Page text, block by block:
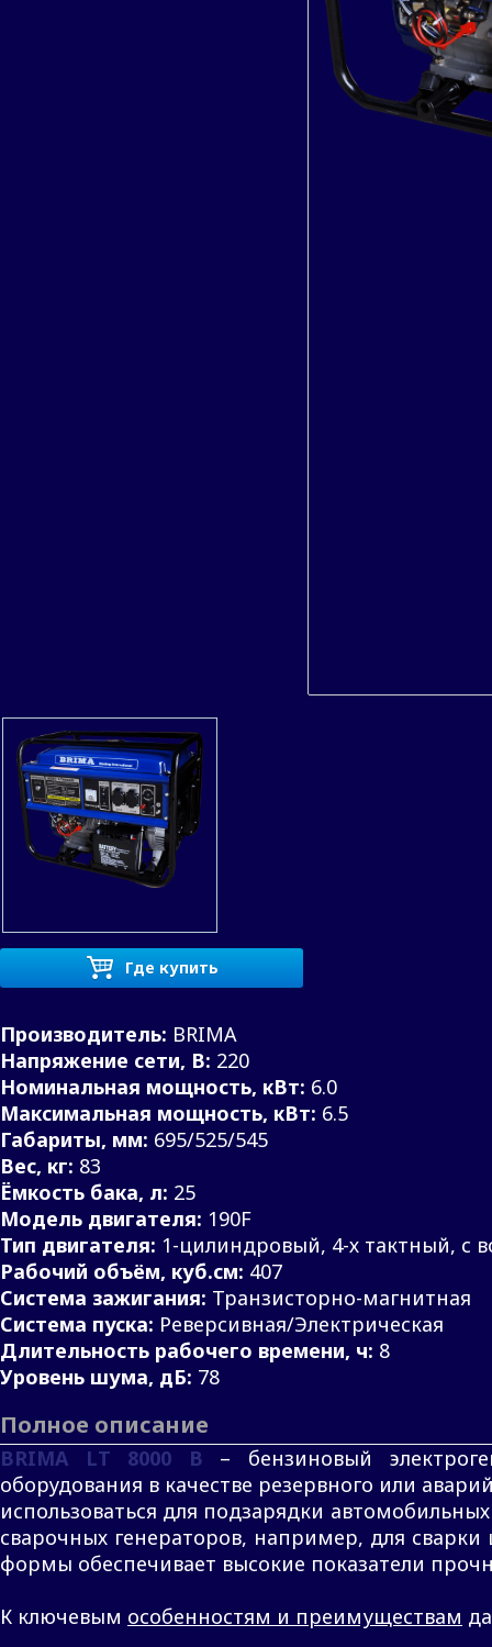
Где купить
Производитель: BRIMA
Напряжение сети, В: 220
Номинальная мощность, кВт: 6.0
Максимальная мощность, кВт: 6.5
Габариты, мм: 695/525/545
Вес, кг: 83
Ёмкость бака, л: 25
Модель двигателя: 190F
Тип двигателя: 1-цилиндровый, 4-х тактный, с
Рабочий объём, куб.см: 407
Система зажигания: Транзисторно-магнитная
Система пуска: Реверсивная/Электрическая
Длительность рабочего времени, ч: 8
Уровень шума, дБ: 78
Полное описание
BRIMA LT 8000 B – бензиновый
оборудования в качестве резервного или
использоваться для подзарядки
сварочных генераторов, например, для
формы обеспечивает высокие показатели
К ключевым особенностям и преимуществам